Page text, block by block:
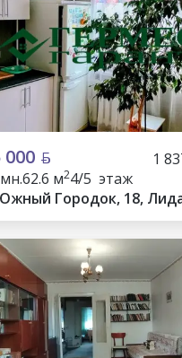
000 1
62.6 м24/5 этаж
Городок, 18,